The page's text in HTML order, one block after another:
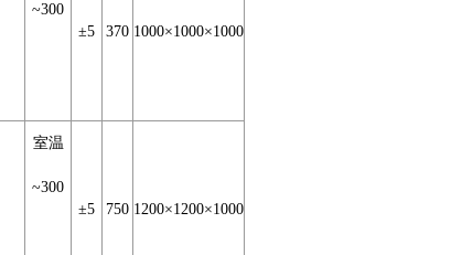
~300
±5
370 1000×1000×1000
室温
~300
±5
750 1200×1200×1000